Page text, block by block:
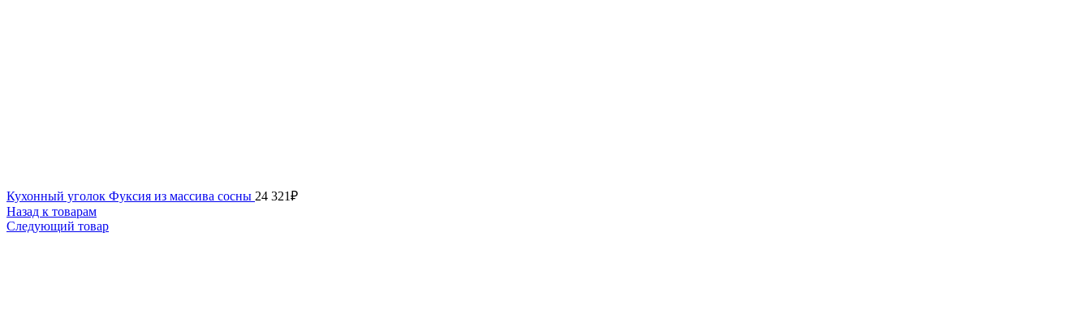
Кухонный уголок Фуксия из массива сосны 24 321₽
Назад к товарам
Следующий товар